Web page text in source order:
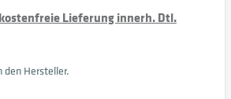
Lieferung innerh. Dtl.
den Hersteller.